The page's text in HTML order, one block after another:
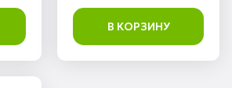
В КОРЗИНУ